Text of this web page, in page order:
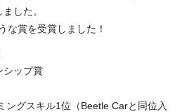
した。
な賞を受賞しました！
シップ賞
グスキル1位（Beetle Carと同位入